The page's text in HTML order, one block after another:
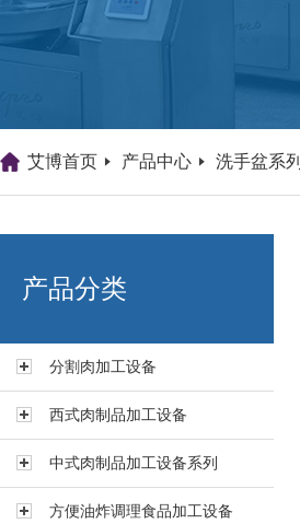
艾博肉类科技（浙江）有限
艾博首页 产品中心 洗手盆系列
产品分类
分割肉加工设备
西式肉制品加工设备
中式肉制品加工设备系列
方便油炸调理食品加工设备